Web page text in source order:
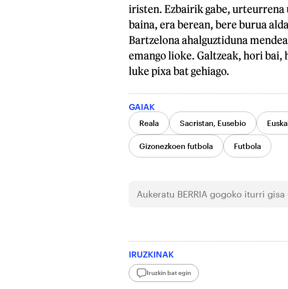
iristen. Ezbairik gabe,
baina, era berean, bere burua
Bartzelona ahalguztiduna
emango lioke. Galtzeak, hori
luke pixa bat gehiago.
GAIAK
Reala Sacristan, Eusebio
Gizonezkoen futbola Futbola
Aukeratu BERRIA gogoko iturri gisa
IRUZKINAK
Iruzkin bat egin